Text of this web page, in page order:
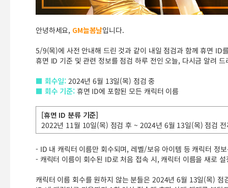
안녕하세요, GM늘봄날입니다.
5/9(목)에 사전 안내해 드린 것과 같이 내일 점검과 함께 휴면 ID
휴면 ID 기준 및 관련 정보를 점검 하루 전인 오늘, 다시금 알려
■ 회수일: 2024년 6월 13일(목) 점검 중
■ 회수 기준:휴면 ID에 포함된 모든 캐릭터 이름
[휴면 ID 분류 기준]
2022년 11월 10일(목) 점검 후 ~ 2024년 6월 13일(목) 점검
- ID 내 캐릭터 이름만 회수되며, 레벨/보유 아이템 등 캐릭터 정
- 캐릭터 이름이 회수된 ID로 처음 접속 시, 캐릭터 이름을 새로
캐릭터 이름 회수를 원하지 않는 분들은 2024년 6월 13일(목) 점